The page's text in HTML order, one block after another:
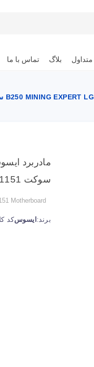
بلاگ تماس با ما
سوکت 1151
Motherboard
برند: ایسوسکد